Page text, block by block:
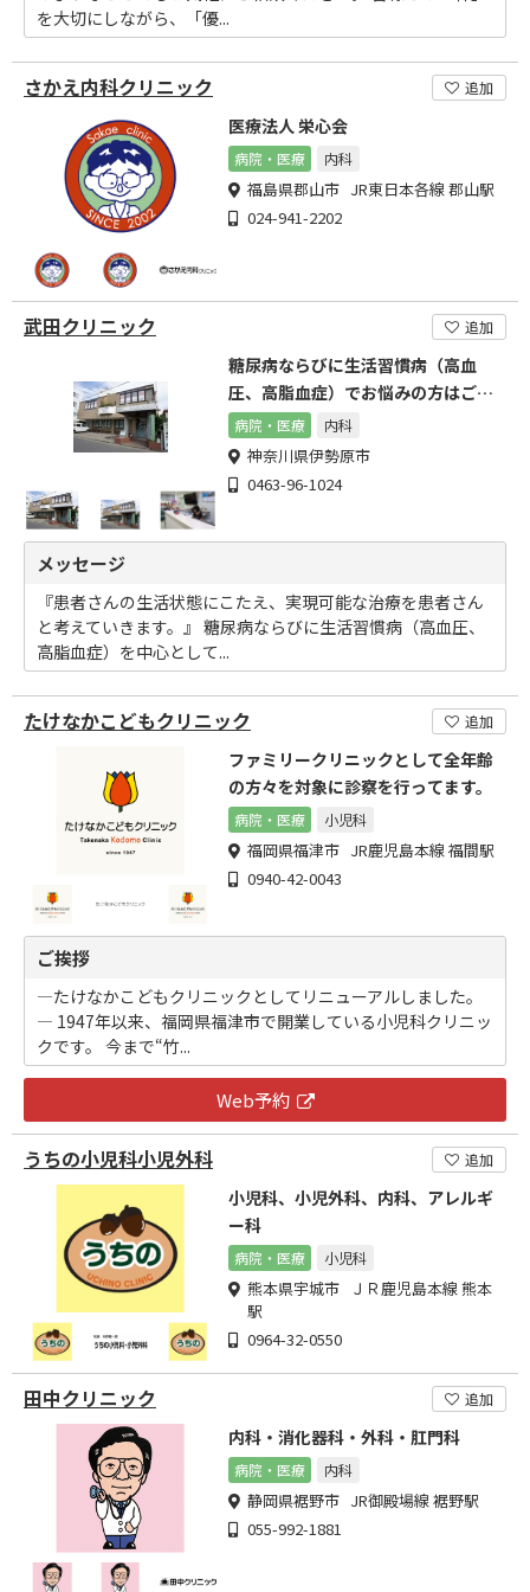
を大切にしながら、「優...
さかえ内科クリニック 追加
医療法人 栄心会
病院・医療 内科
福島県郡山市 JR東日本各線 郡山駅
024-941-2202
武田クリニック 追加
糖尿病ならびに生活習慣病（高血
圧、高脂血症）でお悩みの方はご相
談下さい。
病院・医療 内科
神奈川県伊勢原市
0463-96-1024
メッセージ
『患者さんの生活状態にこたえ、実現可能な治療を患者さん
と考えていきます。』 糖尿病ならびに生活習慣病（高血圧、
高脂血症）を中心として...
たけなかこどもクリニック 追加
ファミリークリニックとして全年齢
の方々を対象に診察を行ってます。
病院・医療 小児科
福岡県福津市 JR鹿児島本線 福間駅
0940-42-0043
ご挨拶
―たけなかこどもクリニックとしてリニューアルしました。
― 1947年以来、福岡県福津市で開業している小児科クリニッ
クです。 今まで“竹...
Web予約
うちの小児科小児外科 追加
小児科、小児外科、内科、アレルギ
ー科
病院・医療 小児科
熊本県宇城市 ＪＲ鹿児島本線 熊本
駅
0964-32-0550
田中クリニック 追加
内科・消化器科・外科・肛門科
病院・医療 内科
静岡県裾野市 JR御殿場線 裾野駅
055-992-1881